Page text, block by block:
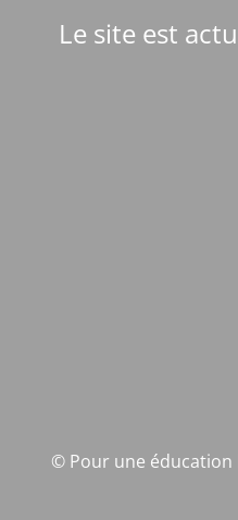
Le site est
© Pour une éducation